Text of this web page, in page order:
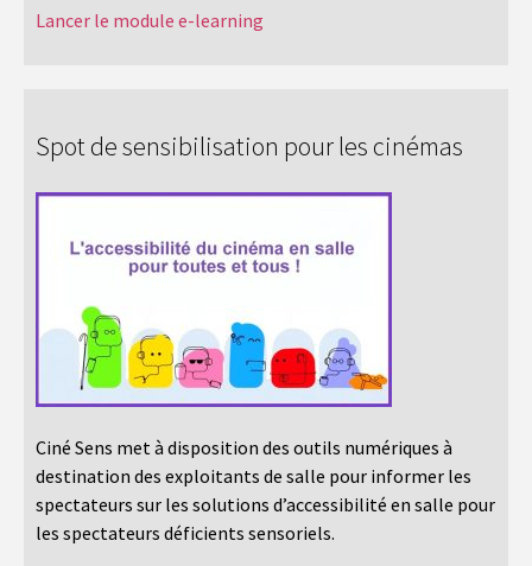
Lancer le module e-learning
Spot de sensibilisation pour les cinémas
Ciné Sens met à disposition des outils numériques à
destination des exploitants de salle pour informer les
spectateurs sur les solutions d’accessibilité en salle pour
les spectateurs déficients sensoriels.